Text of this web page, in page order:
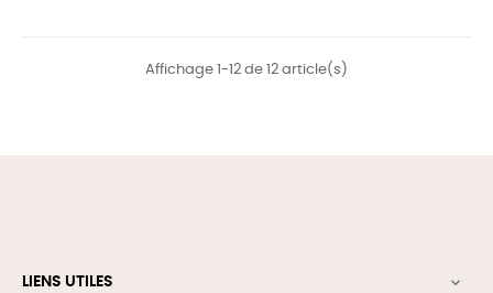
Affichage 1-12 de 12 article(s)
LIENS UTILES 